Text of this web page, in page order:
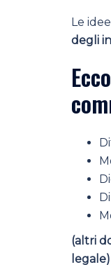
Le
degli
(altri
legale)